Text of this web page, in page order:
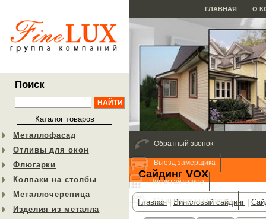
Поиск
Каталог товаров
Металлофасад
Отливы для окон
Флюгарки
Колпаки на столбы
Металлочерепица
Изделия из металла
ГЛАВНАЯ О
Cайдинг VOX
Главная|Виниловый сайдинг
Обратный звонок
Выезд замерщика
Посчитайте мне
Сравнительный расчет